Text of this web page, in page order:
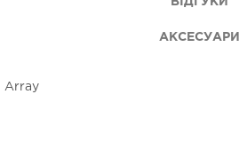
АКСЕСУАРИ
Array